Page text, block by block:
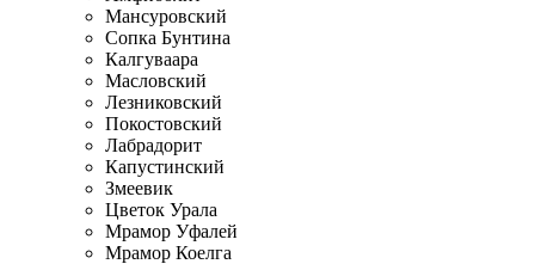
Мансуровский
Сопка Бунтина
Калгуваара
Масловский
Лезниковский
Покостовский
Лабрадорит
Капустинский
Змеевик
Цветок Урала
Мрамор Уфалей
Мрамор Коелга